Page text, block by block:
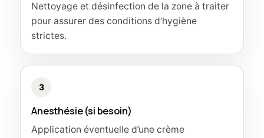
Nettoyage et désinfection de la zone à traiter
pour assurer des conditions d’hygiène
strictes.
3
Anesthésie (si besoin)
Application éventuelle d’une crème